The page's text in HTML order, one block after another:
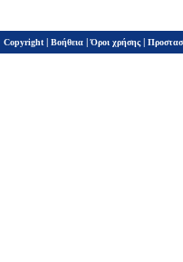
Copyright | Βοήθεια |Όροι χρήσης |